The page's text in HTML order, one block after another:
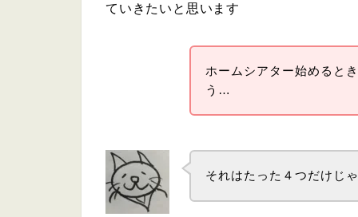
ていきたいと思います
ホームシアター始めると
う…
それはたった４つだけじ